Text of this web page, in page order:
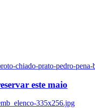
chiado-prato-pedro-pena-
este maio
335x256.jpg